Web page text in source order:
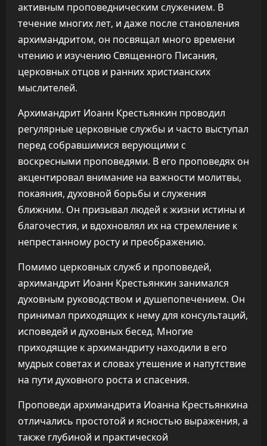
активным проповедническим служением. В
течение многих лет, и даже после становления
архимандритом, он посвящал много времени
чтению и изучению Священного Писания,
церковных отцов и ранних христианских
мыслителей.
Архимандрит Иоанн Крестьянкин проводил
регулярные церковные службы и часто выступал
перед собравшимися верующими с
воскресными проповедями. В его проповедях он
акцентировал внимание на важности молитвы,
покаяния, духовной борьбы и служения
ближним. Он призывал людей к жизни истины и
благочестия, и вдохновлял их на стремление к
непрестанному росту и преображению.
Помимо церковных служб и проповедей,
архимандрит Иоанн Крестьянкин занимался
духовным руководством и душепопечением. Он
принимал приходящих к нему для консультаций,
исповедей и духовных бесед. Многие
приходящие к архимандриту находили в его
мудрых советах и словах утешение и напутствие
на пути духовного роста и спасения.
Проповеди архимандрита Иоанна Крестьянкина
отличались простотой и ясностью выражения, а
также глубиной и практической